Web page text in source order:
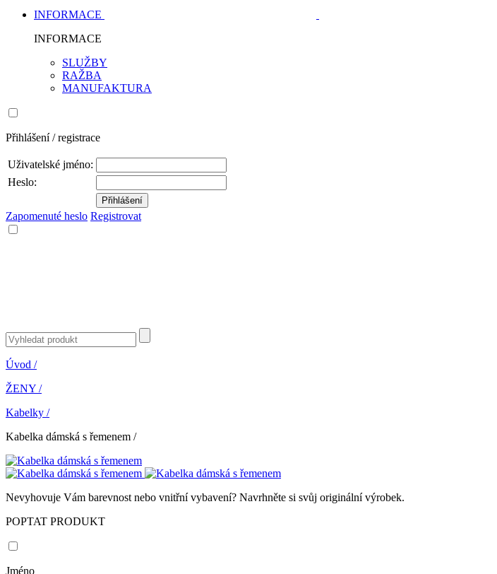
INFORMACE
INFORMACE
SLUŽBY
RAŽBA
MANUFAKTURA
Přihlášení / registrace
Uživatelské jméno:
Heslo:
Zapomenuté heslo Registrovat
Úvod /
ŽENY /
Kabelky /
Kabelka dámská s řemenem /
Nevyhovuje Vám barevnost nebo vnitřní vybavení? Navrhněte si svůj originální výrobek.
POPTAT PRODUKT
Jméno